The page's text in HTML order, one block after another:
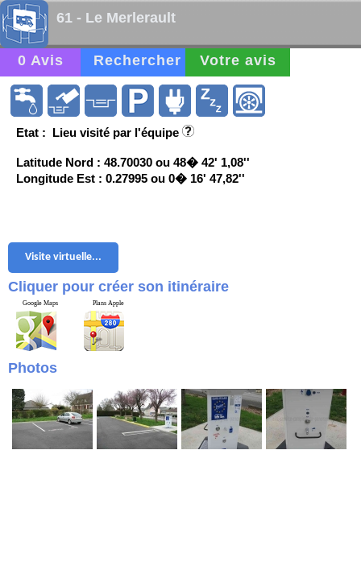
61 - Le Merlerault
0 Avis Rechercher Votre avis
Etat : Lieu visité par l'équipe
Latitude Nord : 48.70030 ou 48� 42' 1,08''
Longitude Est : 0.27995 ou 0� 16' 47,82''
Visite virtuelle...
Cliquer pour créer son itinéraire
Google Maps Plans Apple
Photos